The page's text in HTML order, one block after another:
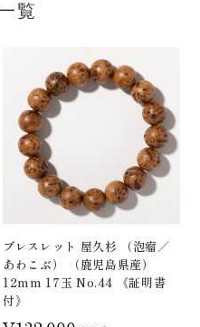
覧
ブレスレット 屋久杉 （泡瘤／
あわこぶ） （鹿児島県産）
12mm 17玉 No.44 《証明書
付》